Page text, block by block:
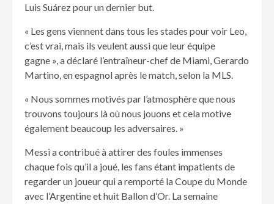
Luis Suárez pour un dernier but.
« Les gens viennent dans tous les stades pour voir Leo,
c’est vrai, mais ils veulent aussi que leur équipe
gagne », a déclaré l’entraîneur-chef de Miami, Gerardo
Martino, en espagnol après le match, selon la MLS.
« Nous sommes motivés par l’atmosphère que nous
trouvons toujours là où nous jouons et cela motive
également beaucoup les adversaires. »
Messi a contribué à attirer des foules immenses
chaque fois qu’il a joué, les fans étant impatients de
regarder un joueur qui a remporté la Coupe du Monde
avec l’Argentine et huit Ballon d’Or. La semaine